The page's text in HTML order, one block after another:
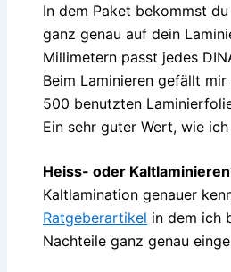
In dem Paket bekommst
ganz genau auf dein
Millimetern passt jedes
Beim Laminieren gefällt
500 benutzten
Ein sehr guter Wert, wie
Heiss- oder
Kaltlamination genauer
Ratgeberartikel in dem ich
Nachteile ganz genau